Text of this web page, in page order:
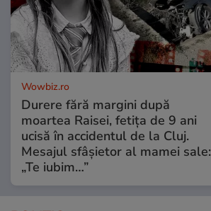
Wowbiz.ro
Durere fără margini după
moartea Raisei, fetița de 9 ani
ucisă în accidentul de la Cluj.
Mesajul sfâșietor al mamei sale:
„Te iubim…”